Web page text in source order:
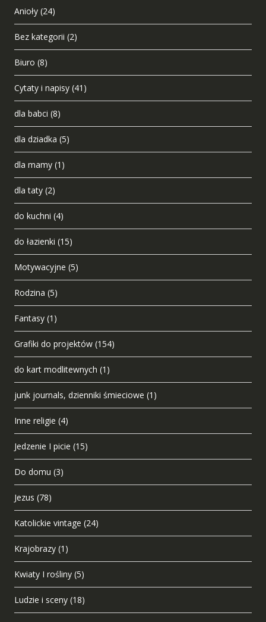
Anioły (24)
Bez kategorii (2)
Biuro (8)
Cytaty i napisy (41)
dla babci (8)
dla dziadka (5)
dla mamy (1)
dla taty (2)
do kuchni (4)
do łazienki (15)
Motywacyjne (5)
Rodzina (5)
Fantasy (1)
Grafiki do projektów (154)
do kart modlitewnych (1)
junk journals, dzienniki śmieciowe (1)
Inne religie (4)
Jedzenie I picie (15)
Do domu (3)
Jezus (78)
Katolickie vintage (24)
Krajobrazy (1)
Kwiaty I rośliny (5)
Ludzie i sceny (18)